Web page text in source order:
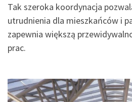
Tak szeroka koordynacja
utrudnienia dla mieszkańców i
zapewnia większą
prac.